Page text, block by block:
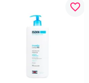
favorite_border